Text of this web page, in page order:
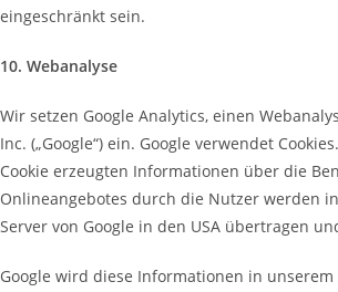
eingeschränkt sein.
10. Webanalyse
Wir setzen Google Analytics, einen
Inc. („Google“) ein. Google verwendet
Cookie erzeugten Informationen über die
Onlineangebotes durch die Nutzer werden
Server von Google in den USA übertragen
Google wird diese Informationen in